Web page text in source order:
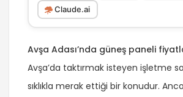
Claude.ai
Avşa Adası’nda güneş paneli
Avşa’da taktırmak isteyen işletme
sıklıkla merak ettiği bir konudur.